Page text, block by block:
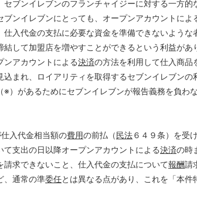
セブンイレブンのフランチャイジーに対する一方的
ブンイレブンにとっても、オープンアカウントによ
仕入代金の支払に必要な資金を準備できないような
結して加盟店を増やすことができるという利益があ
ンアカウントによる決済の方法を利用して仕入商品
込まれ、ロイアリティを取得するセブンイレブンの
※）があるためにセブンイレブンが報告義務を負わ
仕入代金相当額の費用の前払（民法６４９条）を受
て支出の日以降オープンアカウントによる決済の時
請求できないこと、仕入代金の支払について報酬請
、通常の準委任とは異なる点があり、これを「本件